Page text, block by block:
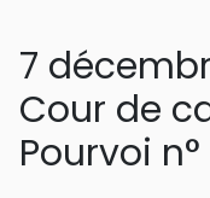
7
Cour de
Pourvoi n°